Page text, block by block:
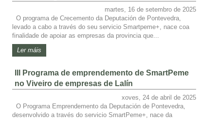
martes, 16 de setembro de 2025
O programa de Crecemento da Deputación de Pontevedra,
levado a cabo a través do seu servicio Smartpeme+, nace coa
finalidade de apoiar as empresas da provincia que...
Ler máis
III Programa de emprendemento de SmartPeme
no Viveiro de empresas de Lalín
xoves, 24 de abril de 2025
O Programa Emprendemento da Deputación de Pontevedra,
desenvolvido a través do servicio SmartPeme+, nace da